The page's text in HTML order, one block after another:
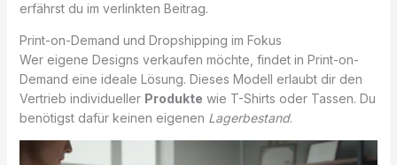
erfährst du im verlinkten Beitrag.
Print-on-Demand und Dropshipping im Fokus
Wer eigene Designs verkaufen möchte, findet in Print-on-
Demand eine ideale Lösung. Dieses Modell erlaubt dir den
Vertrieb individueller Produkte wie T-Shirts oder Tassen. Du
benötigst dafür keinen eigenen Lagerbestand.